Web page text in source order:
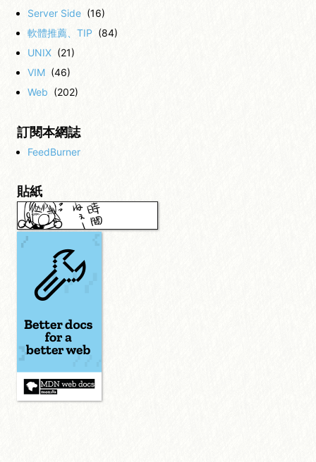
Server Side (16)
軟體推薦、TIP (84)
UNIX (21)
VIM (46)
Web (202)
訂閱本網誌
FeedBurner
貼紙